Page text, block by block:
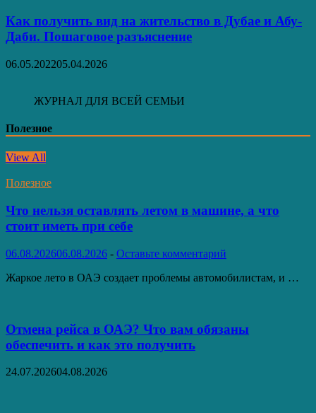
Как получить вид на жительство в Дубае и Абу-
Даби. Пошаговое разъяснение
06.05.202205.04.2026
ЖУРНАЛ ДЛЯ ВСЕЙ СЕМЬИ
Полезное
View All
Полезное
Что нельзя оставлять летом в машине, а что
стоит иметь при себе
06.08.202606.08.2026 - Оставьте комментарий
Жаркое лето в ОАЭ создает проблемы автомобилистам, и …
Отмена рейса в ОАЭ? Что вам обязаны
обеспечить и как это получить
24.07.202604.08.2026